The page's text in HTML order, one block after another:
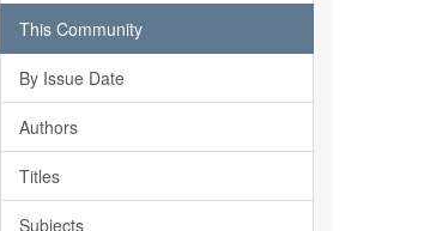
This Community
By Issue Date
Authors
Titles
Subjects